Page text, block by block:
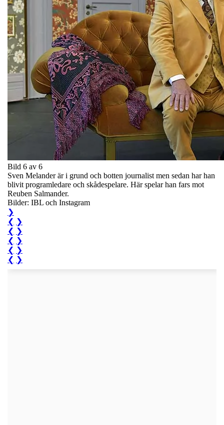
Bild 6 av 6
Sven Melander är i grund och botten journalist men sedan har han
blivit programledare och skådespelare. Här spelar han fars mot
Reuben Salmander.
Bilder: IBL och Instagram
❯
❮ ❯
❮ ❯
❮ ❯
❮ ❯
❮ ❯